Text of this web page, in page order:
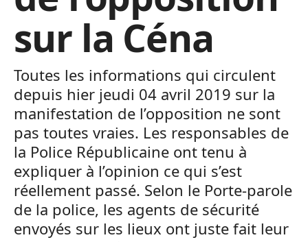
sur la Céna
Toutes les informations qui circulent
depuis hier jeudi 04 avril 2019 sur la
manifestation de l’opposition ne sont
pas toutes vraies. Les responsables de
la Police Républicaine ont tenu à
expliquer à l’opinion ce qui s’est
réellement passé. Selon le Porte-parole
de la police, les agents de sécurité
envoyés sur les lieux ont juste fait leur